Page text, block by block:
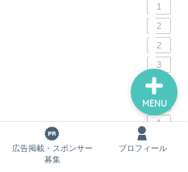
1
2
2
3
4
1
1
広告掲載・スポンサー
募集
プロフィール
MENU